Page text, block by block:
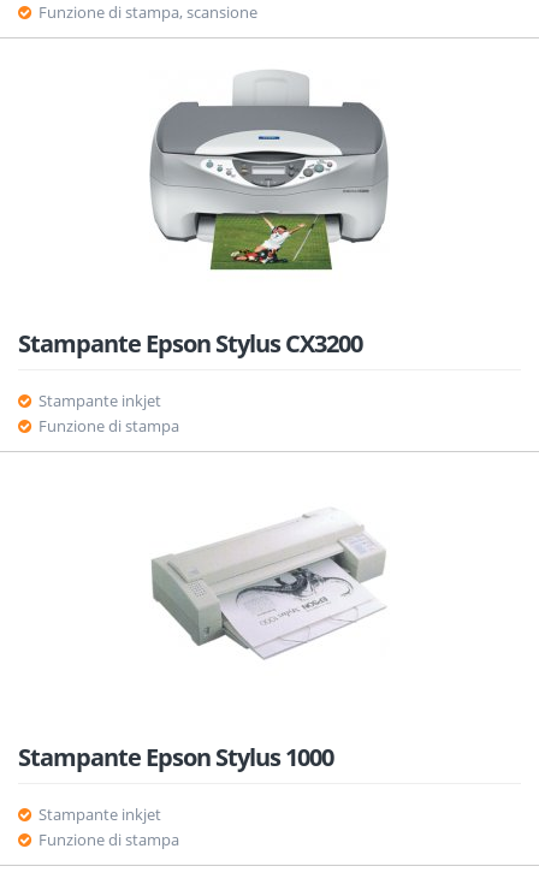
Funzione di stampa, scansione
Stampante Epson Stylus CX3200
Stampante inkjet
Funzione di stampa
Stampante Epson Stylus 1000
Stampante inkjet
Funzione di stampa